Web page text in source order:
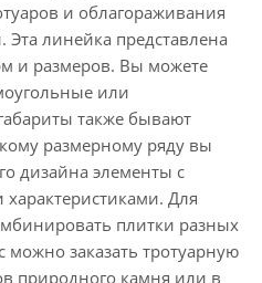
и облагораживания
линейка представлена
и размеров. Вы можете
или
также бывают
размерному ряду вы
дизайна элементы с
Для
плитки разных
можно заказать тротуарную
природного камня или в